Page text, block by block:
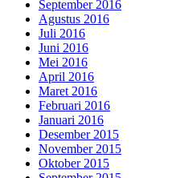
September 2016
Agustus 2016
Juli 2016
Juni 2016
Mei 2016
April 2016
Maret 2016
Februari 2016
Januari 2016
Desember 2015
November 2015
Oktober 2015